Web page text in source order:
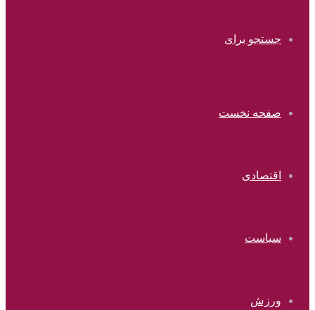
جستجو برای
صفحه نخست
اقتصادی
سیاست
ورزش